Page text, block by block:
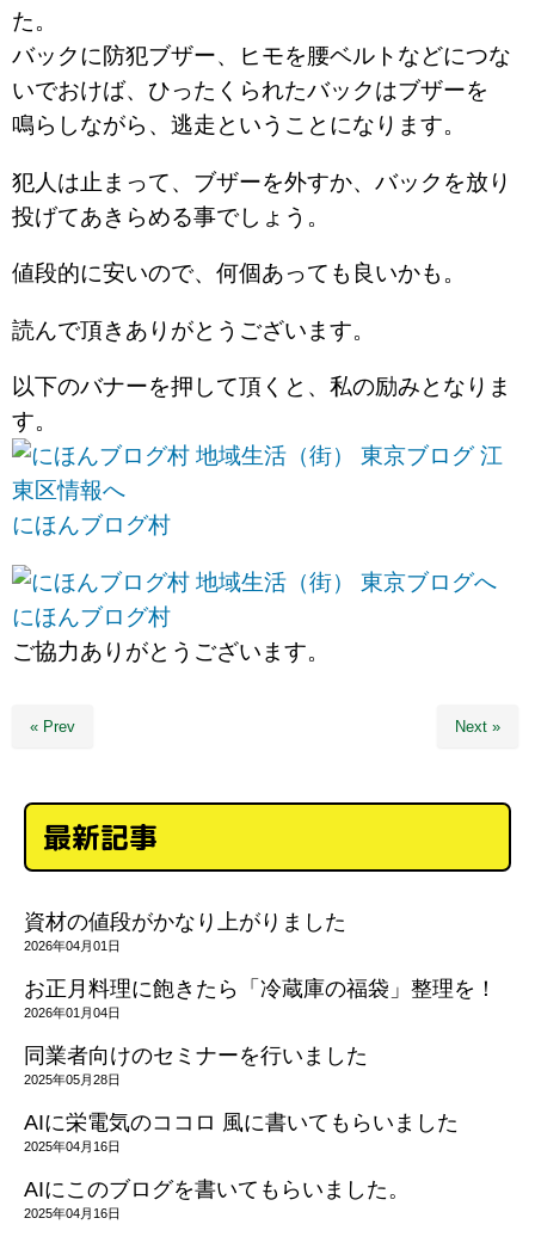
た。
バックに防犯ブザー、ヒモを腰ベルトなどにつな
いでおけば、ひったくられたバックはブザーを
鳴らしながら、逃走ということになります。
犯人は止まって、ブザーを外すか、バックを放り
投げてあきらめる事でしょう。
値段的に安いので、何個あっても良いかも。
読んで頂きありがとうございます。
以下のバナーを押して頂くと、私の励みとなりま
す。
にほんブログ村
にほんブログ村
ご協力ありがとうございます。
« Prev Next »
最新記事
資材の値段がかなり上がりました
2026年04月01日
お正月料理に飽きたら「冷蔵庫の福袋」整理を！
2026年01月04日
同業者向けのセミナーを行いました
2025年05月28日
AIに栄電気のココロ 風に書いてもらいました
2025年04月16日
AIにこのブログを書いてもらいました。
2025年04月16日